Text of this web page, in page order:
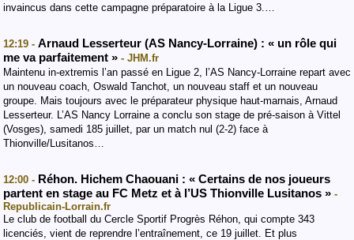
invaincus dans cette campagne préparatoire à la Ligue 3.…
12:19 - Arnaud Lesserteur (AS Nancy-Lorraine) : « un rôle qui
me va parfaitement » - JHM.fr
Maintenu in-extremis l’an passé en Ligue 2, l’AS Nancy-Lorraine repart avec
un nouveau coach, Oswald Tanchot, un nouveau staff et un nouveau
groupe. Mais toujours avec le préparateur physique haut-marnais, Arnaud
Lesserteur. L’AS Nancy Lorraine a conclu son stage de pré-saison à Vittel
(Vosges), samedi 185 juillet, par un match nul (2-2) face à
Thionville/Lusitanos…
12:00 - Réhon. Hichem Chaouani : « Certains de nos joueurs
partent en stage au FC Metz et à l’US Thionville Lusitanos » -
Republicain-Lorrain.fr
Le club de football du Cercle Sportif Progrès Réhon, qui compte 343
licenciés, vient de reprendre l’entraînement, ce 19 juillet. Et plus